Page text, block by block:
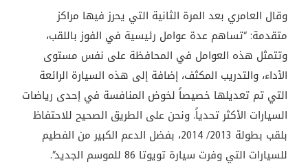
وقال العامري بعد المرة الثانية التي يحرز فيها مراكز
متقدمة: “تساهم عدة عوامل رئيسية في الفوز باللقب،
وتتمثل هذه العوامل في المحافظة على نفس مستوى
الأداء، والتدريب المكثف، إضافة إلى هذه السيارة الرائعة
التي تم تعديلها خصيصاً لخوض المنافسة في إحدى رياضات
السيارات الأكثر تحدياً. ونحن على الطريق الصحيح للاحتفاظ
بلقب بطولة 2013/ 2014، بفضل الدعم الكبير من الفطيم
للسيارات التي وفرت سيارة تويوتا 86 للموسم الجديد”.